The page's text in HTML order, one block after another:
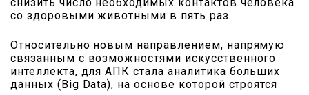
со здоровыми животными в пять раз.
Относительно новым направлением, напрямую
связанным с возможностями искусственного
интеллекта, для АПК стала аналитика больших
данных (Big Data), на основе которой строятся